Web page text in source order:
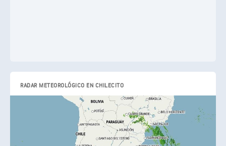
RADAR METEOROLÓGICO EN CHILECITO